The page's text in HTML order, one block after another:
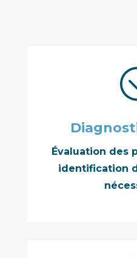
Évaluation des
identification